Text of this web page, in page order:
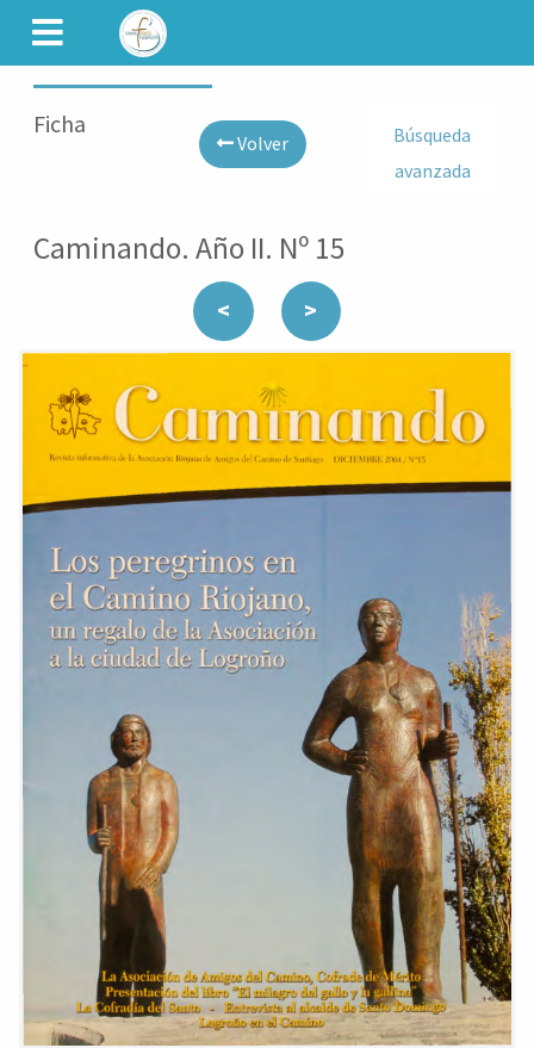
CAMINET
Ficha
Volver
Búsqueda
avanzada
Caminando. Año II. Nº 15
< >